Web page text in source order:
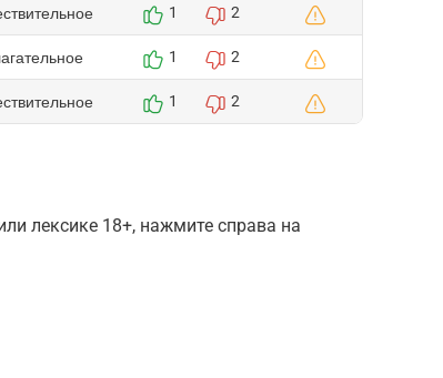
1 2
1 2
1 2
лексике 18+, нажмите справа на